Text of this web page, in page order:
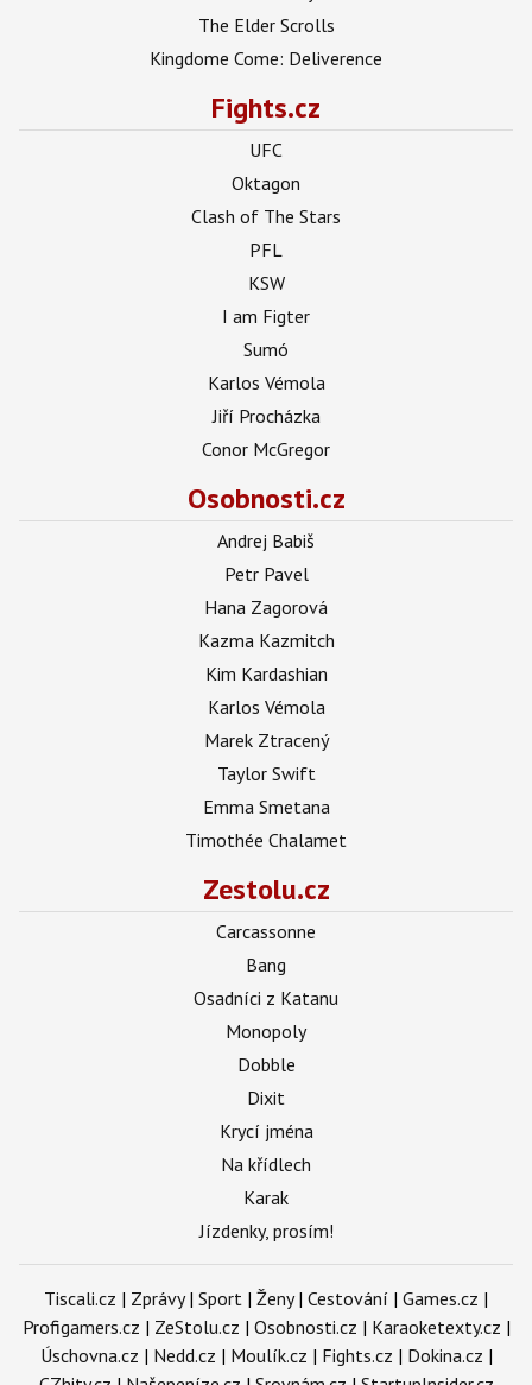
The Elder Scrolls
Kingdome Come: Deliverence
Fights.cz
UFC
Oktagon
Clash of The Stars
PFL
KSW
I am Figter
Sumó
Karlos Vémola
Jiří Procházka
Conor McGregor
Osobnosti.cz
Andrej Babiš
Petr Pavel
Hana Zagorová
Kazma Kazmitch
Kim Kardashian
Karlos Vémola
Marek Ztracený
Taylor Swift
Emma Smetana
Timothée Chalamet
Zestolu.cz
Carcassonne
Bang
Osadníci z Katanu
Monopoly
Dobble
Dixit
Krycí jména
Na křídlech
Karak
Jízdenky, prosím!
Tiscali.cz | Zprávy| Sport | Ženy| Cestování | Games.cz |
Profigamers.cz | ZeStolu.cz | Osobnosti.cz | Karaoketexty.cz |
Úschovna.cz | Nedd.cz | Moulík.cz | Fights.cz | Dokina.cz |